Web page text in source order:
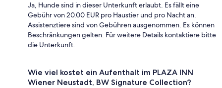
Ja, Hunde sind in dieser Unterkunft erlaubt. Es fällt eine
Gebühr von 20.00 EUR pro Haustier und pro Nacht an.
Assistenztiere sind von Gebühren ausgenommen. Es können
Beschränkungen gelten. Für weitere Details kontaktiere bitte
die Unterkunft.
Wie viel kostet ein Aufenthalt im PLAZA INN
Wiener Neustadt, BW Signature Collection?